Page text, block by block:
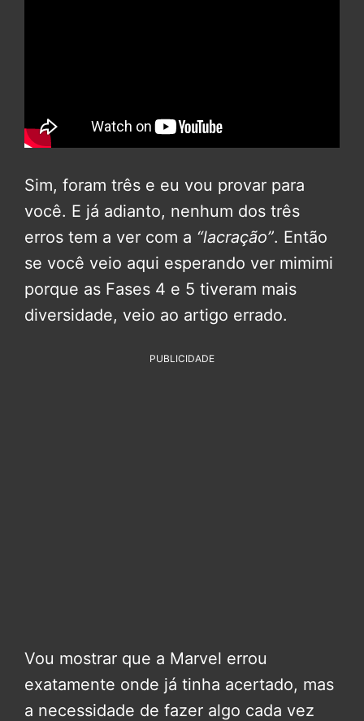
Sim, foram três e eu vou provar para
você. E já adianto, nenhum dos três
erros tem a ver com a “lacração”. Então
se você veio aqui esperando ver mimimi
porque as Fases 4 e 5 tiveram mais
diversidade, veio ao artigo errado.
PUBLICIDADE
Vou mostrar que a Marvel errou
exatamente onde já tinha acertado, mas
a necessidade de fazer algo cada vez